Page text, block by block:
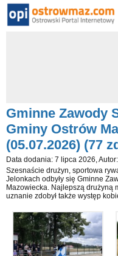
Gminne Zawody
Gminy Ostrów
(05.07.2026) (77
Data dodania: 7 lipca 2026,
Szesnaście drużyn, sportowa
Jelonkach odbyły się Gminne
Mazowiecka. Najlepszą drużyną
uznanie zdobył także występ